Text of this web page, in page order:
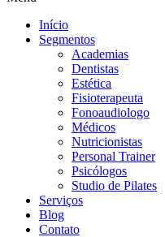
Início
Segmentos
Academias
Dentistas
Estética
Fisioterapeuta
Fonoaudiologo
Médicos
Nutricionistas
Personal Trainer
Psicólogos
Studio de Pilates
Serviços
Blog
Contato